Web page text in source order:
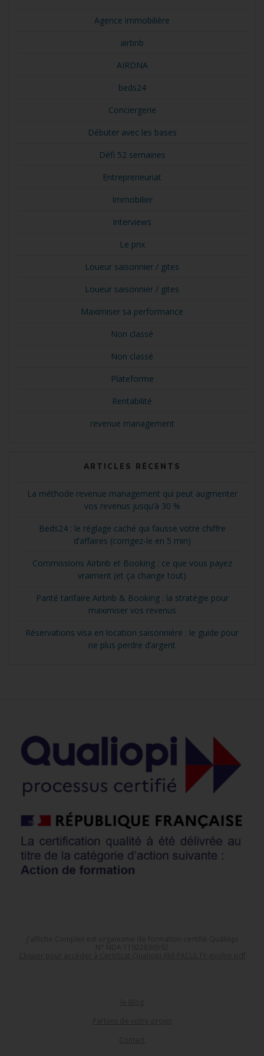
Agence immobilière
airbnb
AIRDNA
beds24
Conciergerie
Débuter avec les bases
Défi 52 semaines
Entrepreneuriat
Immobilier
Interviews
Le prix
Loueur saisonnier / gites
Loueur saisonnier / gites
Maximiser sa performance
Non classé
Non classé
Plateforme
Rentabilité
revenue management
ARTICLES RÉCENTS
La méthode revenue management qui peut augmenter
vos revenus jusqu’à 30 %
Beds24 : le réglage caché qui fausse votre chiffre
d’affaires (corrigez-le en 5 min)
Commissions Airbnb et Booking : ce que vous payez
vraiment (et ça change tout)
Parité tarifaire Airbnb & Booking : la stratégie pour
maximiser vos revenus
Réservations visa en location saisonnière : le guide pour
ne plus perdre d’argent